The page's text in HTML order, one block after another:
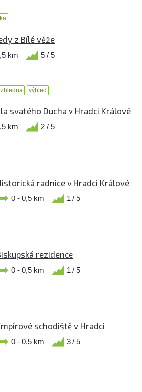
z Bílé věže
km 5 / 5
výhled
svatého Ducha v Hradci Králové
km 2 / 5
radnice v Hradci Králové
0 - 0,5 km 1 / 5
rezidence
0 - 0,5 km 1 / 5
schodiště v Hradci
0 - 0,5 km 3 / 5